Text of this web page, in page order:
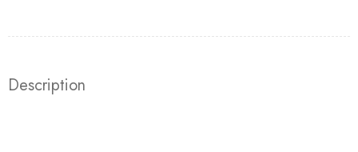
Description